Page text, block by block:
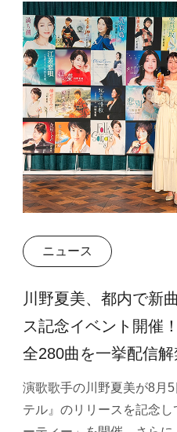
ニュース
川野夏美、都内で新
ス記念イベント開催
全280曲を一挙配信解
演歌歌手の川野夏美が8月
テル』のリリースを記念